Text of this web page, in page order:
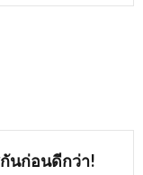
นก่อนดีกว่า!